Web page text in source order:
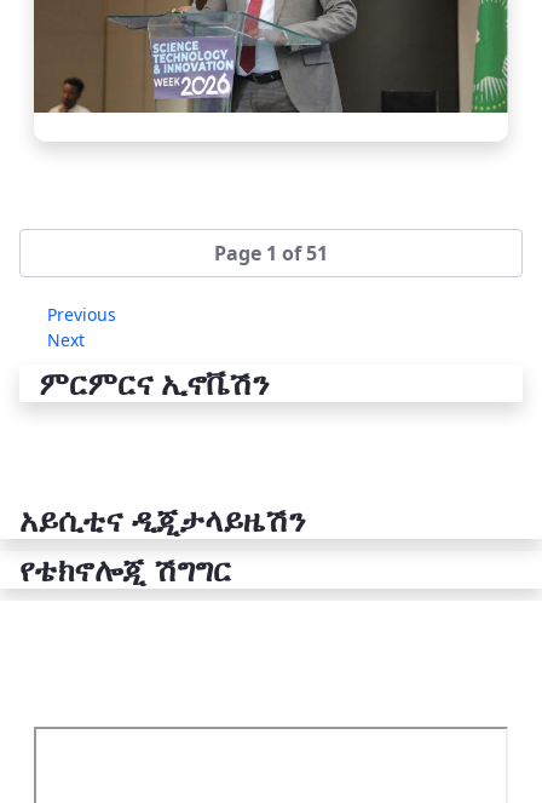
Page 1 of 51
Previous
Next
ምርምርና ኢኖቬሽን
አይሲቲና ዲጂታላይዜሽን
የቴክኖሎጂ ሽግግር